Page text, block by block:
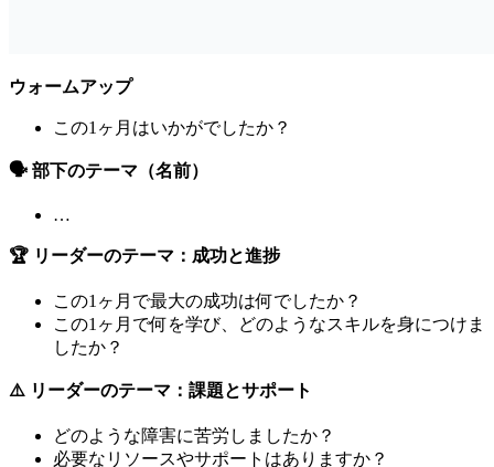
ウォームアップ
この1ヶ月はいかがでしたか？
🗣️ 部下のテーマ（名前）
…
🏆 リーダーのテーマ：成功と進捗
この1ヶ月で最大の成功は何でしたか？
この1ヶ月で何を学び、どのようなスキルを身につけま
したか？
⚠️ リーダーのテーマ：課題とサポート
どのような障害に苦労しましたか？
必要なリソースやサポートはありますか？